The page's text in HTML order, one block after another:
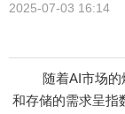
2025-07-03 16:14
随着AI市场的爆
和存储的需求呈指